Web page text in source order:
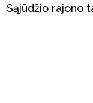
Sąjūdžio rajono